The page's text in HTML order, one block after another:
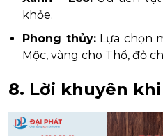
khỏe.
Phong thủy:Lựa chọn
Mộc, vàng cho Thổ, đỏ
8. Lời khuyên